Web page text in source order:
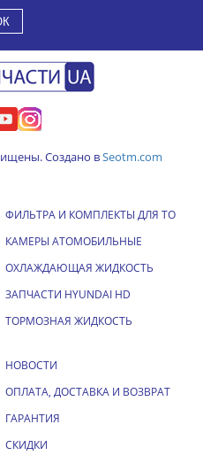
Создано вSeotm.com
ФИЛЬТРА И КОМПЛЕКТЫ ДЛЯ ТО
КАМЕРЫ АТОМОБИЛЬНЫЕ
ОХЛАЖДАЮЩАЯ ЖИДКОСТЬ
ЗАПЧАСТИ HYUNDAI HD
ТОРМОЗНАЯ ЖИДКОСТЬ
НОВОСТИ
ОПЛАТА, ДОСТАВКА И ВОЗВРАТ
ГАРАНТИЯ
СКИДКИ